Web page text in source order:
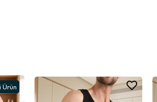
Yeni Ürün